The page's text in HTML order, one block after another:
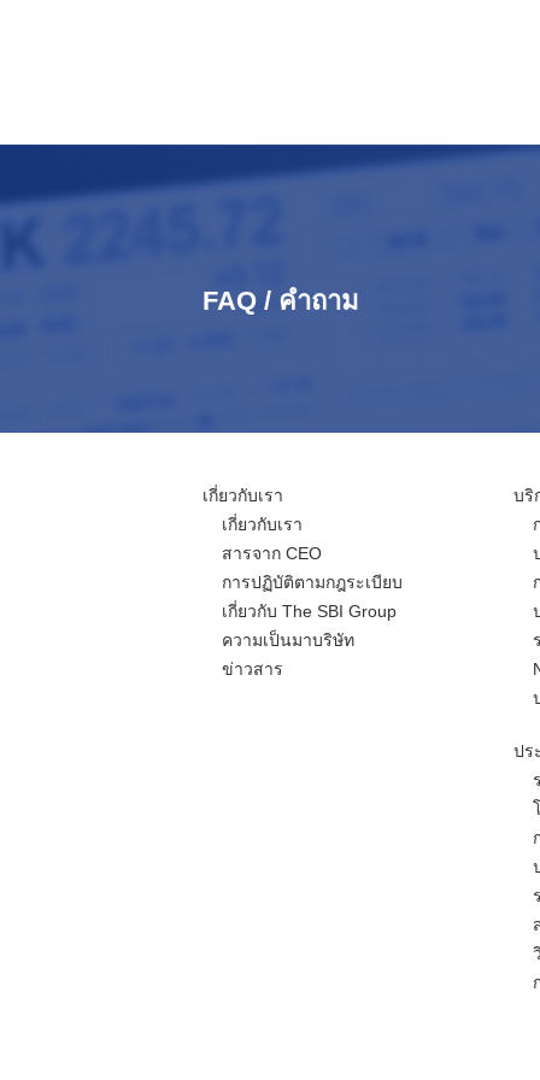
FAQ / คำถาม
เกี่ยวกับเรา
เกี่ยวกับเรา
สารจาก CEO
การปฏิบัติตามกฎระเบียบ
เกี่ยวกับ The SBI Group
ความเป็นมาบริษัท
ข่าวสาร
บริ
ปร